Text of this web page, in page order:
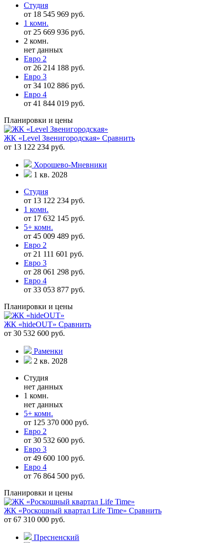
Студия
от 18 545 969 руб.
1 комн.
от 25 669 936 руб.
2 комн.
нет данных
Евро 2
от 26 214 188 руб.
Евро 3
от 34 102 886 руб.
Евро 4
от 41 844 019 руб.
Планировки и цены
ЖК «Level Звенигородская» Сравнить
от 13 122 234 руб.
Хорошево-Мневники
1 кв. 2028
Студия
от 13 122 234 руб.
1 комн.
от 17 632 145 руб.
5+ комн.
от 45 009 489 руб.
Евро 2
от 21 111 601 руб.
Евро 3
от 28 061 298 руб.
Евро 4
от 33 053 877 руб.
Планировки и цены
ЖК «hideOUT» Сравнить
от 30 532 600 руб.
Раменки
2 кв. 2028
Студия
нет данных
1 комн.
нет данных
5+ комн.
от 125 370 000 руб.
Евро 2
от 30 532 600 руб.
Евро 3
от 49 600 100 руб.
Евро 4
от 76 864 500 руб.
Планировки и цены
ЖК «Роскошный квартал Life Time» Сравнить
от 67 310 000 руб.
Пресненский